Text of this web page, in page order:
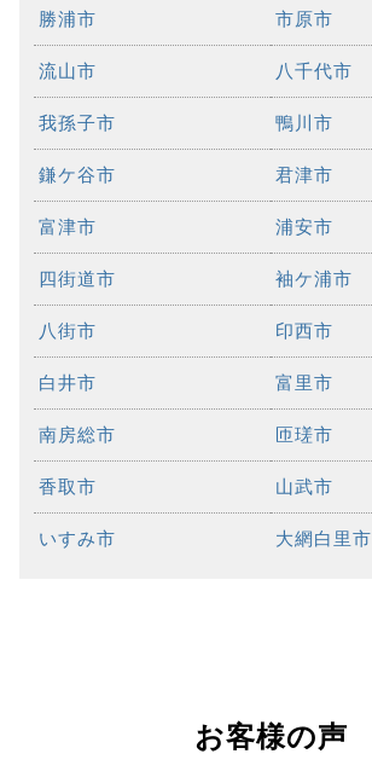
勝浦市 市原市
流山市 八千代市
我孫子市 鴨川市
鎌ケ谷市 君津市
富津市 浦安市
四街道市 袖ケ浦市
八街市 印西市
白井市 富里市
南房総市 匝瑳市
香取市 山武市
いすみ市 大網白里市
お客様の声